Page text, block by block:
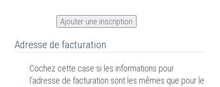
Adresse de facturation
Cochez cette case si les informations pour
l'adresse de facturation sont les mêmes que pour le